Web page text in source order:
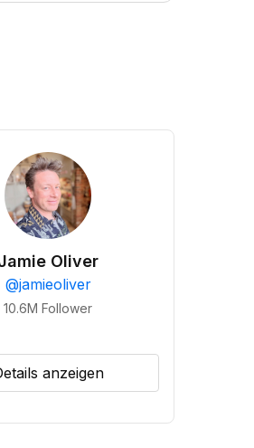
Oliver
@jamieoliver
10.6M Follower
anzeigen